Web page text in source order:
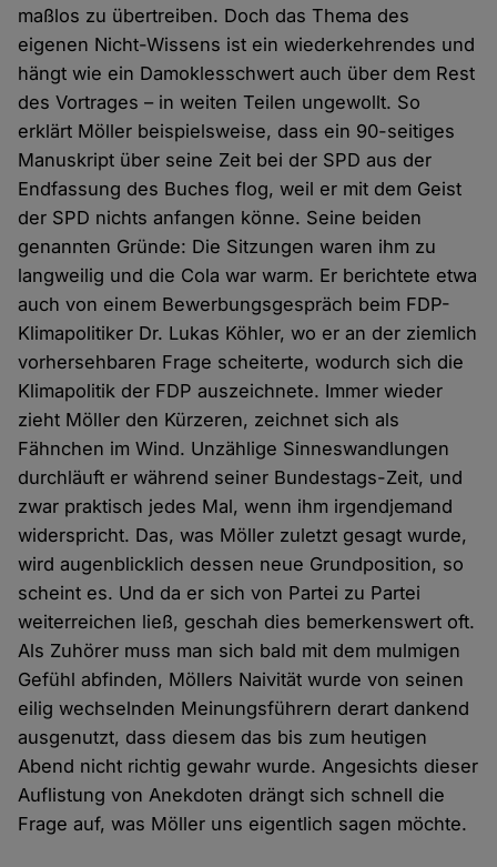
maßlos zu übertreiben. Doch das Thema des
eigenen Nicht-Wissens ist ein wiederkehrendes und
hängt wie ein Damoklesschwert auch über dem Rest
des Vortrages – in weiten Teilen ungewollt. So
erklärt Möller beispielsweise, dass ein 90-seitiges
Manuskript über seine Zeit bei der SPD aus der
Endfassung des Buches flog, weil er mit dem Geist
der SPD nichts anfangen könne. Seine beiden
genannten Gründe: Die Sitzungen waren ihm zu
langweilig und die Cola war warm. Er berichtete etwa
auch von einem Bewerbungsgespräch beim FDP-
Klimapolitiker Dr. Lukas Köhler, wo er an der ziemlich
vorhersehbaren Frage scheiterte, wodurch sich die
Klimapolitik der FDP auszeichnete. Immer wieder
zieht Möller den Kürzeren, zeichnet sich als
Fähnchen im Wind. Unzählige Sinneswandlungen
durchläuft er während seiner Bundestags-Zeit, und
zwar praktisch jedes Mal, wenn ihm irgendjemand
widerspricht. Das, was Möller zuletzt gesagt wurde,
wird augenblicklich dessen neue Grundposition, so
scheint es. Und da er sich von Partei zu Partei
weiterreichen ließ, geschah dies bemerkenswert oft.
Als Zuhörer muss man sich bald mit dem mulmigen
Gefühl abfinden, Möllers Naivität wurde von seinen
eilig wechselnden Meinungsführern derart dankend
ausgenutzt, dass diesem das bis zum heutigen
Abend nicht richtig gewahr wurde. Angesichts dieser
Auflistung von Anekdoten drängt sich schnell die
Frage auf, was Möller uns eigentlich sagen möchte.